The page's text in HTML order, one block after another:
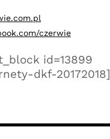
czerwie
id=13899
dkf-20172018]